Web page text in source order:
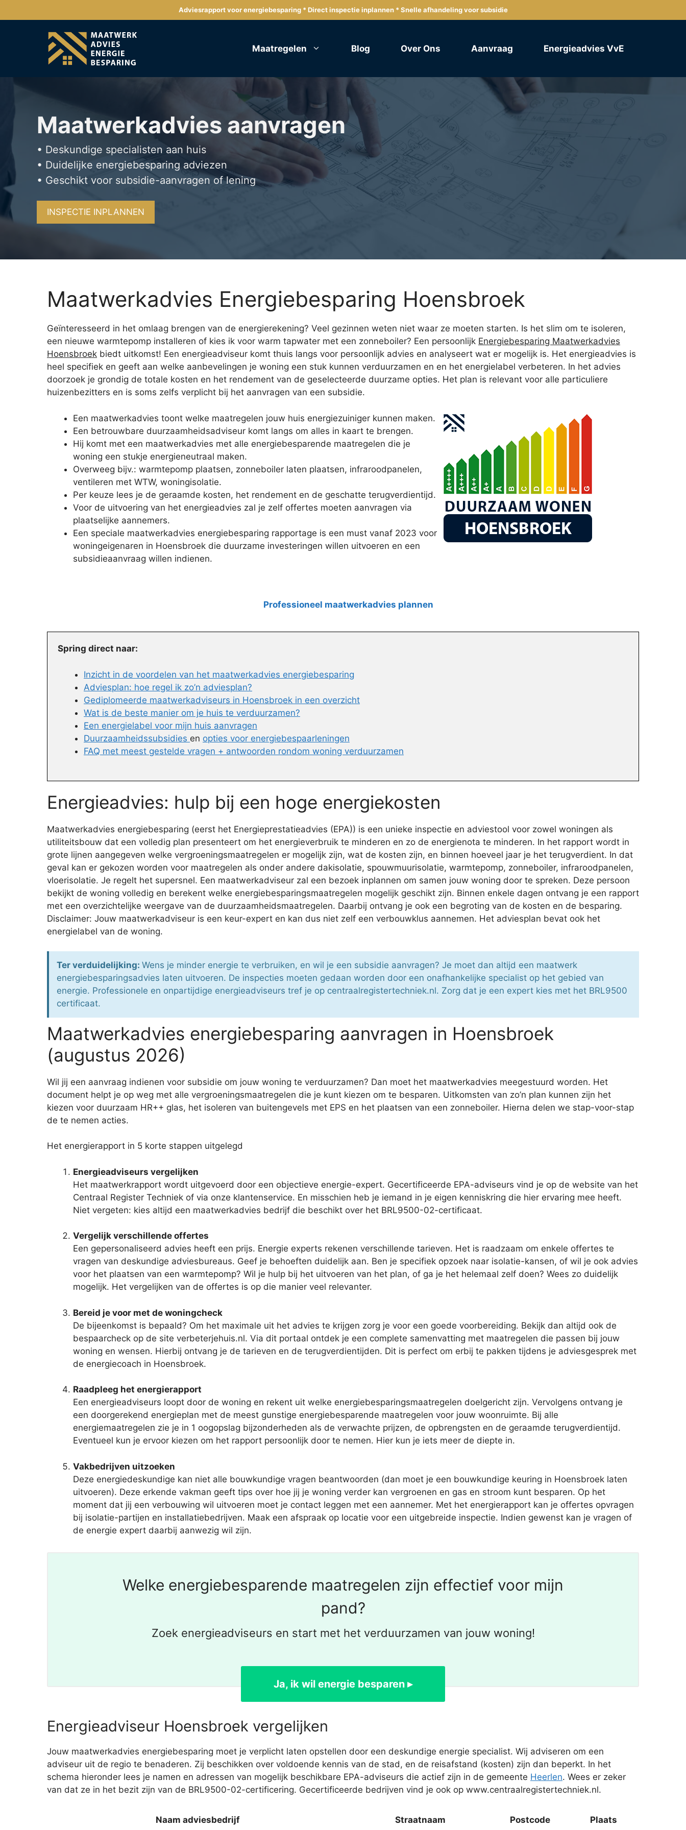
naar
Adviesrapport voor energiebesparing * Direct inspectie inplannen * Snelle afhandeling voor subsidie
Maatregelen Blog Over Ons Aanvraag Energieadvies VvE
Maatwerkadvies aanvragen
• Deskundige specialisten aan huis
• Duidelijke energiebesparing adviezen
• Geschikt voor subsidie-aanvragen of lening
INSPECTIE INPLANNEN
Maatwerkadvies Energiebesparing Hoensbroek
Geïnteresseerd in het omlaag brengen van de energierekening? Veel gezinnen weten niet waar ze moeten starten. Is het slim om te isoleren,
een nieuwe warmtepomp installeren of kies ik voor warm tapwater met een zonneboiler? Een persoonlijk Energiebesparing Maatwerkadvies
Hoensbroek biedt uitkomst! Een energieadviseur komt thuis langs voor persoonlijk advies en analyseert wat er mogelijk is. Het energieadvies is
heel specifiek en geeft aan welke aanbevelingen je woning een stuk kunnen verduurzamen en en het energielabel verbeteren. In het advies
doorzoek je grondig de totale kosten en het rendement van de geselecteerde duurzame opties. Het plan is relevant voor alle particuliere
huizenbezitters en is soms zelfs verplicht bij het aanvragen van een subsidie.
Een maatwerkadvies toont welke maatregelen jouw huis energiezuiniger kunnen maken.
Een betrouwbare duurzaamheidsadviseur komt langs om alles in kaart te brengen.
Hij komt met een maatwerkadvies met alle energiebesparende maatregelen die je
woning een stukje energieneutraal maken.
Overweeg bijv.: warmtepomp plaatsen, zonneboiler laten plaatsen, infraroodpanelen,
ventileren met WTW, woningisolatie.
Per keuze lees je de geraamde kosten, het rendement en de geschatte terugverdientijd.
Voor de uitvoering van het energieadvies zal je zelf offertes moeten aanvragen via
plaatselijke aannemers.
Een speciale maatwerkadvies energiebesparing rapportage is een must vanaf 2023 voor
woningeigenaren in Hoensbroek die duurzame investeringen willen uitvoeren en een
subsidieaanvraag willen indienen.
Professioneel maatwerkadvies plannen
Spring direct naar:
Inzicht in de voordelen van het maatwerkadvies energiebesparing
Adviesplan: hoe regel ik zo’n adviesplan?
Gediplomeerde maatwerkadviseurs in Hoensbroek in een overzicht
Wat is de beste manier om je huis te verduurzamen?
Een energielabel voor mijn huis aanvragen
Duurzaamheidssubsidies en opties voor energiebespaarleningen
FAQ met meest gestelde vragen + antwoorden rondom woning verduurzamen
Energieadvies: hulp bij een hoge energiekosten
Maatwerkadvies energiebesparing (eerst het Energieprestatieadvies (EPA)) is een unieke inspectie en adviestool voor zowel woningen als
utiliteitsbouw dat een volledig plan presenteert om het energieverbruik te minderen en zo de energienota te minderen. In het rapport wordt in
grote lijnen aangegeven welke vergroeningsmaatregelen er mogelijk zijn, wat de kosten zijn, en binnen hoeveel jaar je het terugverdient. In dat
geval kan er gekozen worden voor maatregelen als onder andere dakisolatie, spouwmuurisolatie, warmtepomp, zonneboiler, infraroodpanelen,
vloerisolatie. Je regelt het supersnel. Een maatwerkadviseur zal een bezoek inplannen om samen jouw woning door te spreken. Deze persoon
bekijkt de woning volledig en berekent welke energiebesparingsmaatregelen mogelijk geschikt zijn. Binnen enkele dagen ontvang je een rapport
met een overzichtelijke weergave van de duurzaamheidsmaatregelen. Daarbij ontvang je ook een begroting van de kosten en de besparing.
Disclaimer: Jouw maatwerkadviseur is een keur-expert en kan dus niet zelf een verbouwklus aannemen. Het adviesplan bevat ook het
energielabel van de woning.
Ter verduidelijking: Wens je minder energie te verbruiken, en wil je een subsidie aanvragen? Je moet dan altijd een maatwerk
energiebesparingsadvies laten uitvoeren. De inspecties moeten gedaan worden door een onafhankelijke specialist op het gebied van
energie. Professionele en onpartijdige energieadviseurs tref je op centraalregistertechniek.nl. Zorg dat je een expert kies met het BRL9500
certificaat.
Maatwerkadvies energiebesparing aanvragen in Hoensbroek
(augustus 2026)
Wil jij een aanvraag indienen voor subsidie om jouw woning te verduurzamen? Dan moet het maatwerkadvies meegestuurd worden. Het
document helpt je op weg met alle vergroeningsmaatregelen die je kunt kiezen om te besparen. Uitkomsten van zo’n plan kunnen zijn het
kiezen voor duurzaam HR++ glas, het isoleren van buitengevels met EPS en het plaatsen van een zonneboiler. Hierna delen we stap-voor-stap
de te nemen acties.
Het energierapport in 5 korte stappen uitgelegd
Energieadviseurs vergelijken
Het maatwerkrapport wordt uitgevoerd door een objectieve energie-expert. Gecertificeerde EPA-adviseurs vind je op de website van het
Centraal Register Techniek of via onze klantenservice. En misschien heb je iemand in je eigen kenniskring die hier ervaring mee heeft.
Niet vergeten: kies altijd een maatwerkadvies bedrijf die beschikt over het BRL9500-02-certificaat.
Vergelijk verschillende offertes
Een gepersonaliseerd advies heeft een prijs. Energie experts rekenen verschillende tarieven. Het is raadzaam om enkele offertes te
vragen van deskundige adviesbureaus. Geef je behoeften duidelijk aan. Ben je specifiek opzoek naar isolatie-kansen, of wil je ook advies
voor het plaatsen van een warmtepomp? Wil je hulp bij het uitvoeren van het plan, of ga je het helemaal zelf doen? Wees zo duidelijk
mogelijk. Het vergelijken van de offertes is op die manier veel relevanter.
Bereid je voor met de woningcheck
De bijeenkomst is bepaald? Om het maximale uit het advies te krijgen zorg je voor een goede voorbereiding. Bekijk dan altijd ook de
bespaarcheck op de site verbeterjehuis.nl. Via dit portaal ontdek je een complete samenvatting met maatregelen die passen bij jouw
woning en wensen. Hierbij ontvang je de tarieven en de terugverdientijden. Dit is perfect om erbij te pakken tijdens je adviesgesprek met
de energiecoach in Hoensbroek.
Raadpleeg het energierapport
Een energieadviseurs loopt door de woning en rekent uit welke energiebesparingsmaatregelen doelgericht zijn. Vervolgens ontvang je
een doorgerekend energieplan met de meest gunstige energiebesparende maatregelen voor jouw woonruimte. Bij alle
energiemaatregelen zie je in 1 oogopslag bijzonderheden als de verwachte prijzen, de opbrengsten en de geraamde terugverdientijd.
Eventueel kun je ervoor kiezen om het rapport persoonlijk door te nemen. Hier kun je iets meer de diepte in.
Vakbedrijven uitzoeken
Deze energiedeskundige kan niet alle bouwkundige vragen beantwoorden (dan moet je een bouwkundige keuring in Hoensbroek laten
uitvoeren). Deze erkende vakman geeft tips over hoe jij je woning verder kan vergroenen en gas en stroom kunt besparen. Op het
moment dat jij een verbouwing wil uitvoeren moet je contact leggen met een aannemer. Met het energierapport kan je offertes opvragen
bij isolatie-partijen en installatiebedrijven. Maak een afspraak op locatie voor een uitgebreide inspectie. Indien gewenst kan je vragen of
de energie expert daarbij aanwezig wil zijn.
Welke energiebesparende maatregelen zijn effectief voor mijn
pand?
Zoek energieadviseurs en start met het verduurzamen van jouw woning!
Ja, ik wil energie besparen ▸
Energieadviseur Hoensbroek vergelijken
Jouw maatwerkadvies energiebesparing moet je verplicht laten opstellen door een deskundige energie specialist. Wij adviseren om een
adviseur uit de regio te benaderen. Zij beschikken over voldoende kennis van de stad, en de reisafstand (kosten) zijn dan beperkt. In het
schema hieronder lees je namen en adressen van mogelijk beschikbare EPA-adviseurs die actief zijn in de gemeente Heerlen. Wees er zeker
van dat ze in het bezit zijn van de BRL9500-02-certificering. Gecertificeerde bedrijven vind je ook op www.centraalregistertechniek.nl.
Naam adviesbedrijf Straatnaam Postcode Plaats